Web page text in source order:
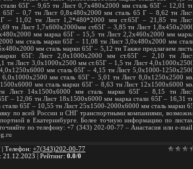
65Г – 9,65 тн Лист 0,7х480х2000 мм сталь 65Г – 12,01 тн
65Г – 0,7 тн Лист 0,8х480х2000 мм сталь 65 Г – 8,62 тн Лист
– 11,02 тн Лист 1,2*480*2000 мм ст.65Г – 21,85 тн Лист
тн Лист 1,7х600х2000мм ст65Г – 3,85 тн Лист 1,8х450х2000
мм марка 65Г – 15,5 тн Лист 2,2х460х2000 мм марка
мм сталь марки 65Г – 11,08 тн Лист 3,0х480х2000 мм сталь
мм сталь марки 65Г – 5,12 тн Также предлагаем листы
марки 65Г: Лист 2,0х1000х2000 мм ст.65Г – 2,10 тн Лист
тн Лист 3,0х1000х2500 мм ст.65Г – 1,5 тн Лист 4,0х1000х2500
мм сталь 65Г – 4,15 тн Лист 5,0х1000-1250х2500
мм сталь 65Г – 5,01 тн Лист 8,0х1250х2500 мм
мм сталь марки 65Г – 8,63 тн Лист 12х1500х6000 мм
Лист 14х1500х6000 мм сталь марки 65Г – 8,15 тн Лист
– 12,06 тн Лист 18х1500х6000 мм марка стали 65Г – 16,31 тн
65Г – 10,55 тн Лист 25х1500-2000х6000 мм сталь марки 65
по всей России и СНГ транспортными компаниями, возможна
в Екатеринбурге. Более точную информацию по листам
по телефону: +7 (343) 202-00-77 – Анастасия или e-mail:
| Телефон: +7(343)202-00-77
: 21.12.2023 | Рейтинг: 0.0/0